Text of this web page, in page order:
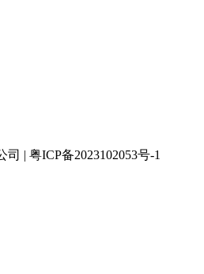
| 粤ICP备2023102053号-1